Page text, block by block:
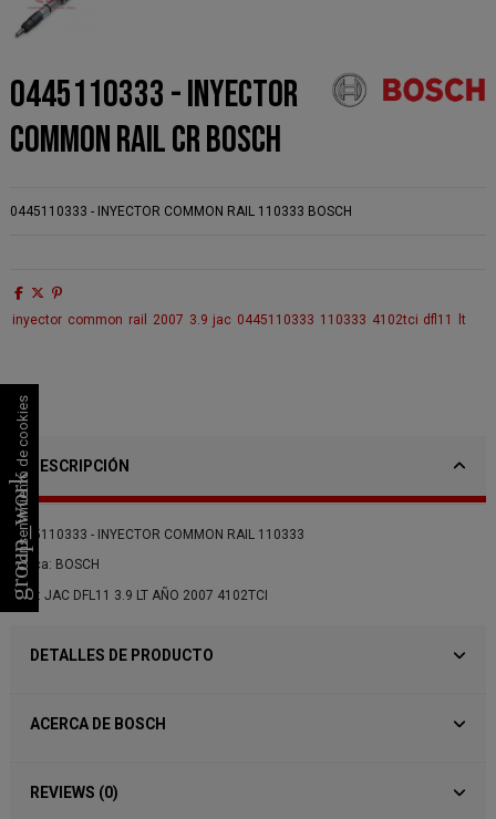
0445110333 - INYECTOR
COMMON RAIL CR BOSCH
0445110333 - INYECTOR COMMON RAIL 110333 BOSCH
inyector common rail 2007 3.9 jac 0445110333 110333 4102tci dfl11 lt
DESCRIPCIÓN
0445110333 - INYECTOR COMMON RAIL 110333
Marca: BOSCH
Para: JAC DFL11 3.9 LT AÑO 2007 4102TCI
DETALLES DE PRODUCTO
ACERCA DE BOSCH
REVIEWS (0)
group_work
Consentimiento de cookies